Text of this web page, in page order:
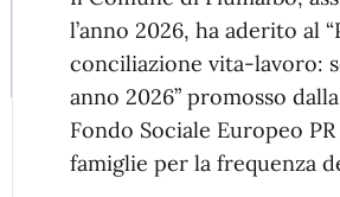
l’anno 2026, ha aderito al
conciliazione vita-lavoro:
anno 2026” promosso
Fondo Sociale Europeo
famiglie per la frequenza